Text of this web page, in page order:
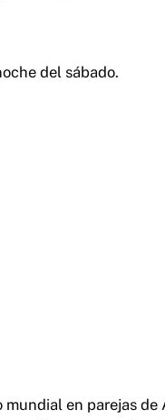
del sábado.
en parejas de